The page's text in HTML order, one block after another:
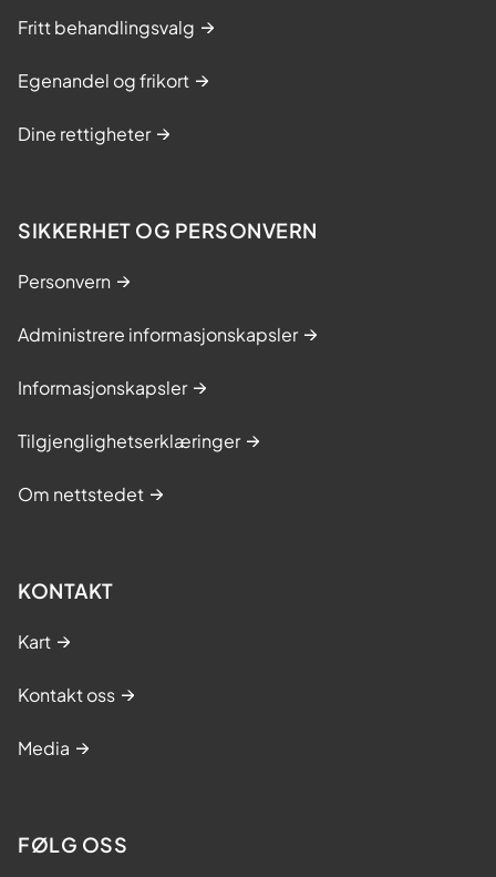
Fritt behandlingsvalg
Egenandel og frikort
Dine rettigheter
SIKKERHET OG PERSONVERN
Personvern
Administrere informasjonskapsler
Informasjonskapsler
Tilgjenglighetserklæringer
Om nettstedet
KONTAKT
Kart
Kontakt oss
Media
FØLG OSS